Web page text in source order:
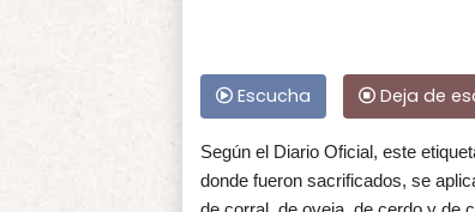
Escucha Deja de
Según el Diario Oficial, este
donde fueron sacrificados, se